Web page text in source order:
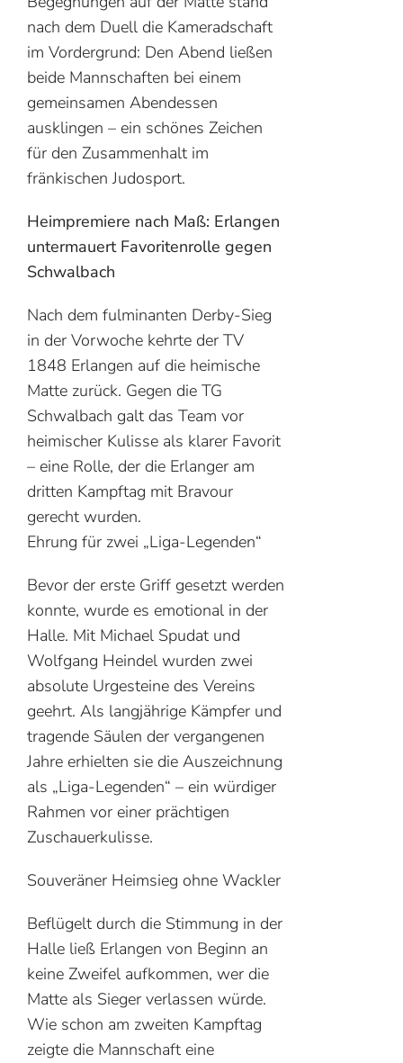
nach dem Duell die Kameradschaft
im Vordergrund: Den Abend ließen
beide Mannschaften bei einem
gemeinsamen Abendessen
ausklingen – ein schönes Zeichen
für den Zusammenhalt im
fränkischen Judosport.
Heimpremiere nach Maß: Erlangen
untermauert Favoritenrolle gegen
Schwalbach
Nach dem fulminanten Derby-Sieg
in der Vorwoche kehrte der TV
1848 Erlangen auf die heimische
Matte zurück. Gegen die TG
Schwalbach galt das Team vor
heimischer Kulisse als klarer Favorit
– eine Rolle, der die Erlanger am
dritten Kampftag mit Bravour
gerecht wurden.
Ehrung für zwei „Liga-Legenden“
Bevor der erste Griff gesetzt werden
konnte, wurde es emotional in der
Halle. Mit Michael Spudat und
Wolfgang Heindel wurden zwei
absolute Urgesteine des Vereins
geehrt. Als langjährige Kämpfer und
tragende Säulen der vergangenen
Jahre erhielten sie die Auszeichnung
als „Liga-Legenden“ – ein würdiger
Rahmen vor einer prächtigen
Zuschauerkulisse.
Souveräner Heimsieg ohne Wackler
Beflügelt durch die Stimmung in der
Halle ließ Erlangen von Beginn an
keine Zweifel aufkommen, wer die
Matte als Sieger verlassen würde.
Wie schon am zweiten Kampftag
zeigte die Mannschaft eine